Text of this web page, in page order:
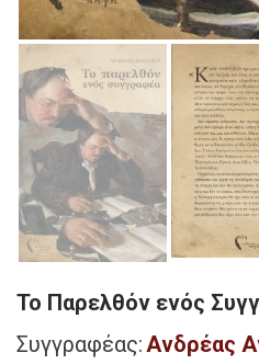
Το Παρελθόν ενός
Συγγραφέας:Ανδρέας